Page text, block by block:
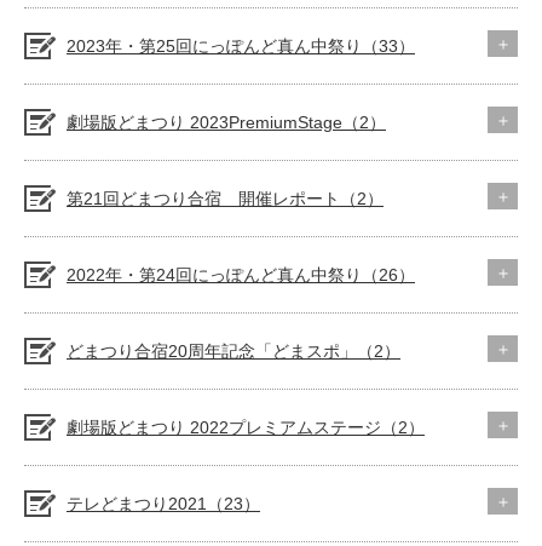
2023年・第25回にっぽんど真ん中祭り（33）
劇場版どまつり 2023PremiumStage（2）
第21回どまつり合宿 開催レポート（2）
2022年・第24回にっぽんど真ん中祭り（26）
どまつり合宿20周年記念「どまスポ」（2）
劇場版どまつり 2022プレミアムステージ（2）
テレどまつり2021（23）